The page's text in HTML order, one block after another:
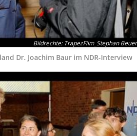
Bildrechte:TrapezFilm_Stephan
Dr. Joachim Baur im NDR-Interview